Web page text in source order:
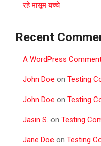
रहे मासूम बच्चे
Recent
A WordPress
John Doe on Testing
John Doe on Testing
Jasin S. on Testing
Jane Doe on Testing